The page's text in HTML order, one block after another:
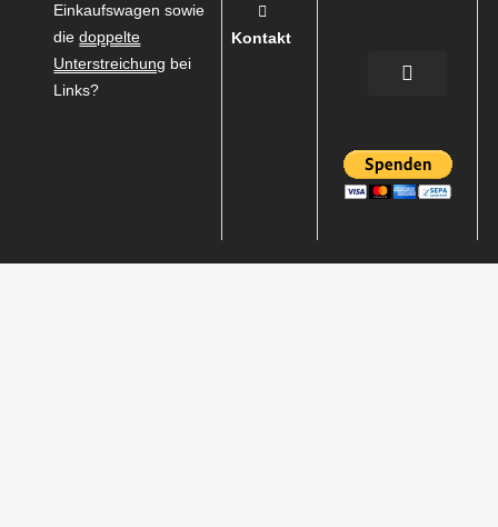
Einkaufswagen sowie
diedoppelte
Unterstreichung bei
Links?
Kontakt